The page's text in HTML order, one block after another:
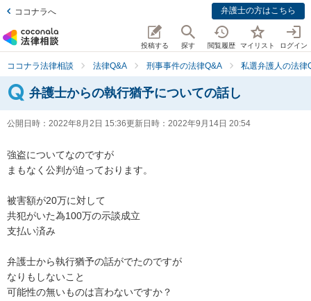
ココナラへ 弁護士の方はこちら
投稿する 探す 閲覧履歴 マイリスト ログイン
ココナラ法律相談 法律Q&A 刑事事件の法律Q&A 私選弁護人の法律
弁護士からの執行猶予についての話し
公開日時： 2022年8月2日 15:36更新日時： 2022年9月14日 20:54
強盗についてなのですが
まもなく公判が迫っております。
被害額が20万に対して
共犯がいた為100万の示談成立
支払い済み
弁護士から執行猶予の話がでたのですが
なりもしないこと
可能性の無いものは言わないですか？